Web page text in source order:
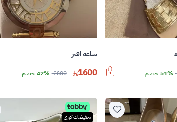
51% خصم
ساعة اقنر
1600
2800 42% خصم
تخفيضات كبرى